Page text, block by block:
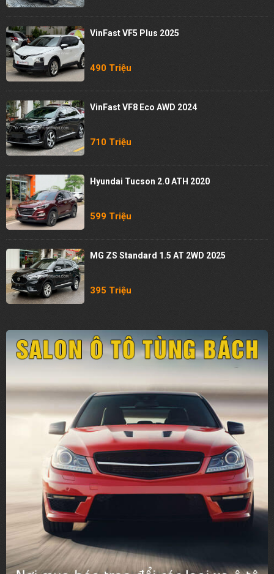
VinFast VF5 Plus 2025
490 Triệu
VinFast VF8 Eco AWD 2024
710 Triệu
Hyundai Tucson 2.0 ATH 2020
599 Triệu
MG ZS Standard 1.5 AT 2WD 2025
395 Triệu